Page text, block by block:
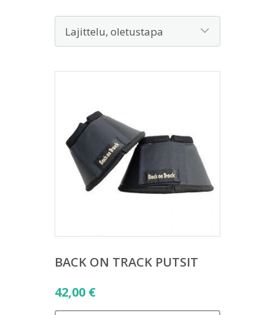
BACK ON TRACK PUTSIT
42,00 €